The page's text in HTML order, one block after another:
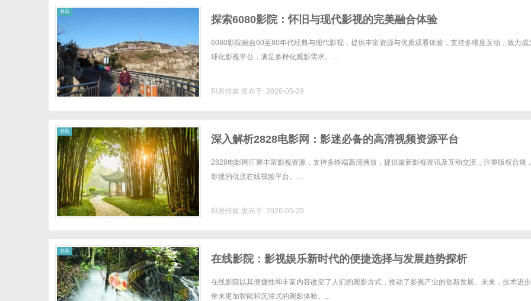
资讯
探索6080影院：怀旧与现代影视的完美融合体验
6080影院融合60至80年代经典与现代影视，提供丰富资源与优质观看体验，支持多维度互动，致力成
球化影视平台，满足多样化观影需求。...
玛雅传媒 发布于 2026-05-29
资讯
深入解析2828电影网：影迷必备的高清视频资源平台
2828电影网汇聚丰富影视资源，支持多终端高清播放，提供最新影视资讯及互动交流，注重版权合规
影迷的优质在线视频平台。...
玛雅传媒 发布于 2026-05-29
资讯
在线影院：影视娱乐新时代的便捷选择与发展趋势探析
在线影院以其便捷性和丰富内容改变了人们的观影方式，推动了影视产业的创新发展。未来，技术进
带来更加智能和沉浸式的观影体验。...